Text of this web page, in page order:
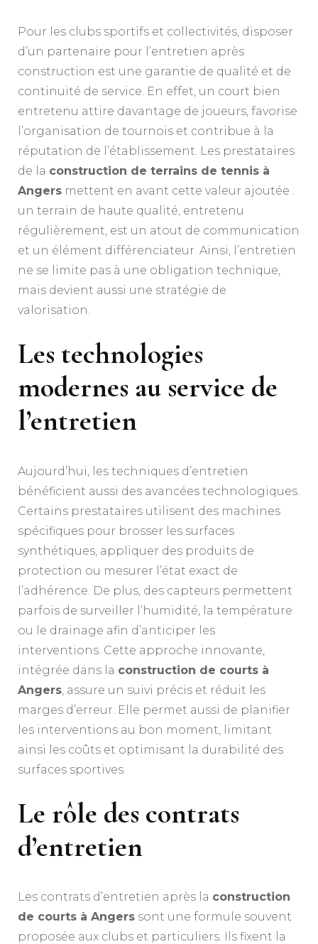
Pour les clubs sportifs et collectivités, disposer
d’un partenaire pour l’entretien après
construction est une garantie de qualité et de
continuité de service. En effet, un court bien
entretenu attire davantage de joueurs, favorise
l’organisation de tournois et contribue à la
réputation de l’établissement. Les prestataires
de la construction de terrains de tennis à
Angers mettent en avant cette valeur ajoutée :
un terrain de haute qualité, entretenu
régulièrement, est un atout de communication
et un élément différenciateur. Ainsi, l’entretien
ne se limite pas à une obligation technique,
mais devient aussi une stratégie de
valorisation.
Les technologies
modernes au service de
l’entretien
Aujourd’hui, les techniques d’entretien
bénéficient aussi des avancées technologiques.
Certains prestataires utilisent des machines
spécifiques pour brosser les surfaces
synthétiques, appliquer des produits de
protection ou mesurer l’état exact de
l’adhérence. De plus, des capteurs permettent
parfois de surveiller l’humidité, la température
ou le drainage afin d’anticiper les
interventions. Cette approche innovante,
intégrée dans la construction de courts à
Angers , assure un suivi précis et réduit les
marges d’erreur. Elle permet aussi de planifier
les interventions au bon moment, limitant
ainsi les coûts et optimisant la durabilité des
surfaces sportives.
Le rôle des contrats
d’entretien
Les contrats d’entretien après la construction
de courts à Angers sont une formule souvent
proposée aux clubs et particuliers. Ils fixent la